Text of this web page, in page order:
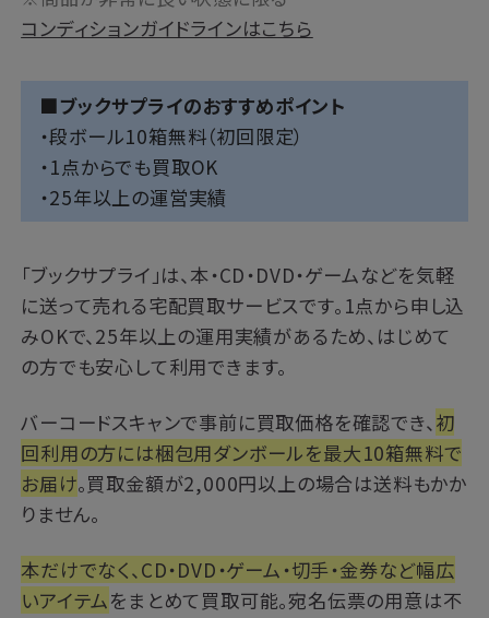
コンディションガイドラインはこちら
■ブックサプライのおすすめポイント
・段ボール10箱無料（初回限定）
・1点からでも買取OK
・25年以上の運営実績
「ブックサプライ 」は、本・CD・DVD・ゲームなどを気軽
に送って売れる宅配買取サービスです。1点から申し込
みOKで、25年以上の運用実績があるため、はじめて
の方でも安心して利用できます。
バーコードスキャンで事前に買取価格を確認でき、 初
回利用の方には梱包用ダンボールを最大10箱無料で
お届け。買取金額が2,000円以上の場合は送料もかか
りません。
本だけでなく、CD・DVD・ゲーム・切手・金券など幅広
いアイテムをまとめて買取可能。宛名伝票の用意は不